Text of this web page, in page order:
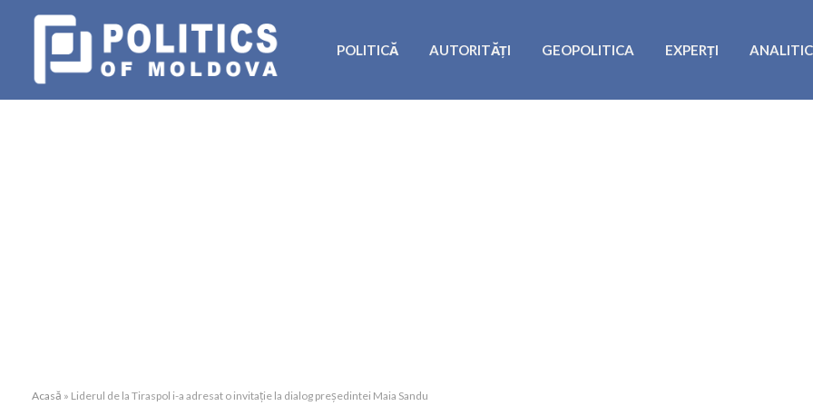
POLITICĂ AUTORITĂȚI GEOPOLITICA EXPERȚI
Acasă » Liderul de la Tiraspol i-a adresat o invitație la dialog președintei Maia Sandu